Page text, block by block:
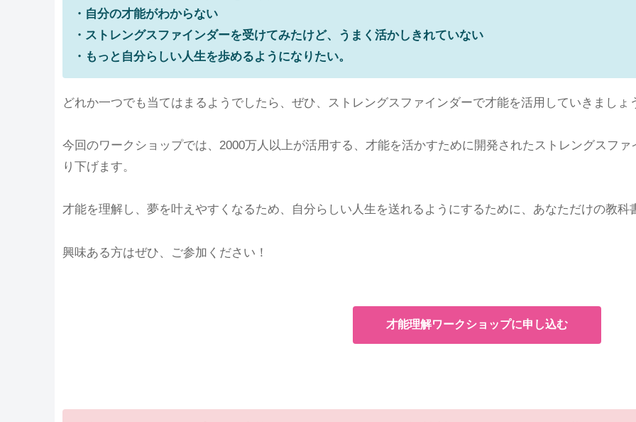
・自分の才能がわからない
・ストレングスファインダーを受けてみたけど、うまく活かしきれていない
・もっと自分らしい人生を歩めるようになりたい。
どれか一つでも当てはまるようでしたら、ぜひ、ストレングスファインダーで才能を活用していきましょ
今回のワークショップでは、2000万人以上が活用する、才能を活かすために開発されたストレングスフ
り下げます。
才能を理解し、夢を叶えやすくなるため、自分らしい人生を送れるようにするために、あなただけの教科
興味ある方はぜひ、ご参加ください！
才能理解ワークショップに申し込む